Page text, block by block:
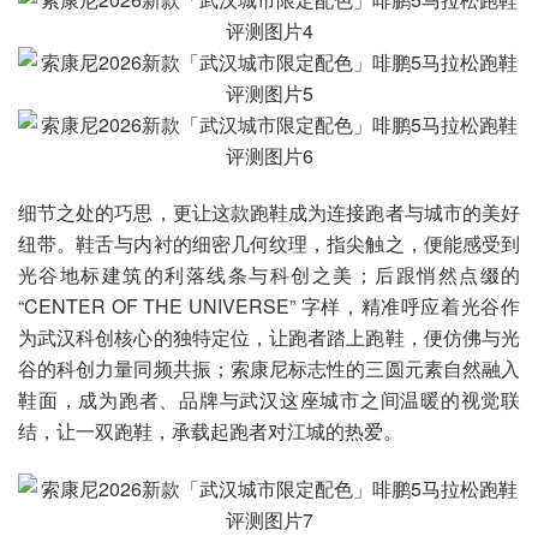
细节之处的巧思，更让这款跑鞋成为连接跑者与城市的美好
纽带。鞋舌与内衬的细密几何纹理，指尖触之，便能感受到
光谷地标建筑的利落线条与科创之美；后跟悄然点缀的
“CENTER OF THE UNIVERSE” 字样，精准呼应着光谷作
为武汉科创核心的独特定位，让跑者踏上跑鞋，便仿佛与光
谷的科创力量同频共振；索康尼标志性的三圆元素自然融入
鞋面，成为跑者、品牌与武汉这座城市之间温暖的视觉联
结，让一双跑鞋，承载起跑者对江城的热爱。